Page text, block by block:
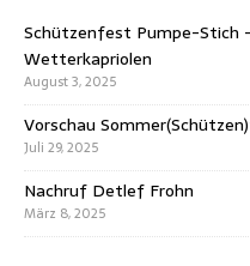
Schützenfest Pumpe-Stich
Wetterkapriolen
August 3, 2025
Vorschau
Juli 29, 2025
Nachruf Detlef Frohn
März 8, 2025